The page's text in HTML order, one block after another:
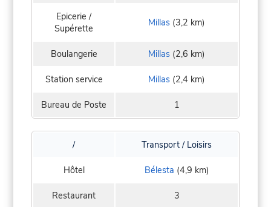
Epicerie /
Supérette
Millas (3,2 km)
Boulangerie Millas (2,6 km)
Station service Millas (2,4 km)
Bureau de Poste 1
/ Transport / Loisirs
Hôtel Bélesta (4,9 km)
Restaurant 3